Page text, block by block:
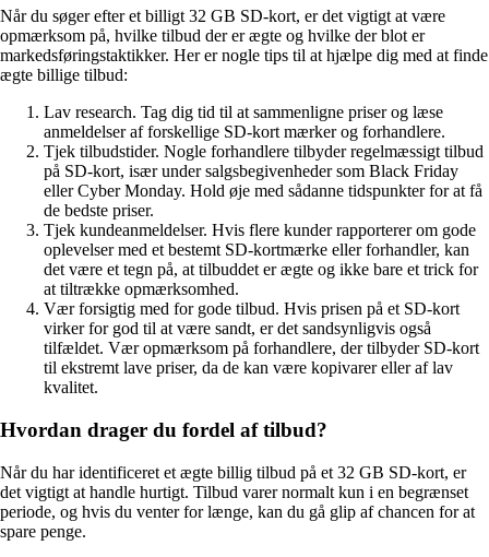
Når du søger efter et billigt 32 GB SD-kort, er det vigtigt at være
opmærksom på, hvilke tilbud der er ægte og hvilke der blot er
markedsføringstaktikker. Her er nogle tips til at hjælpe dig med at finde
ægte billige tilbud:
Lav research. Tag dig tid til at sammenligne priser og læse
anmeldelser af forskellige SD-kort mærker og forhandlere.
Tjek tilbudstider. Nogle forhandlere tilbyder regelmæssigt tilbud
på SD-kort, især under salgsbegivenheder som Black Friday
eller Cyber Monday. Hold øje med sådanne tidspunkter for at få
de bedste priser.
Tjek kundeanmeldelser. Hvis flere kunder rapporterer om gode
oplevelser med et bestemt SD-kortmærke eller forhandler, kan
det være et tegn på, at tilbuddet er ægte og ikke bare et trick for
at tiltrække opmærksomhed.
Vær forsigtig med for gode tilbud. Hvis prisen på et SD-kort
virker for god til at være sandt, er det sandsynligvis også
tilfældet. Vær opmærksom på forhandlere, der tilbyder SD-kort
til ekstremt lave priser, da de kan være kopivarer eller af lav
kvalitet.
Hvordan drager du fordel af tilbud?
Når du har identificeret et ægte billig tilbud på et 32 GB SD-kort, er
det vigtigt at handle hurtigt. Tilbud varer normalt kun i en begrænset
periode, og hvis du venter for længe, kan du gå glip af chancen for at
spare penge.